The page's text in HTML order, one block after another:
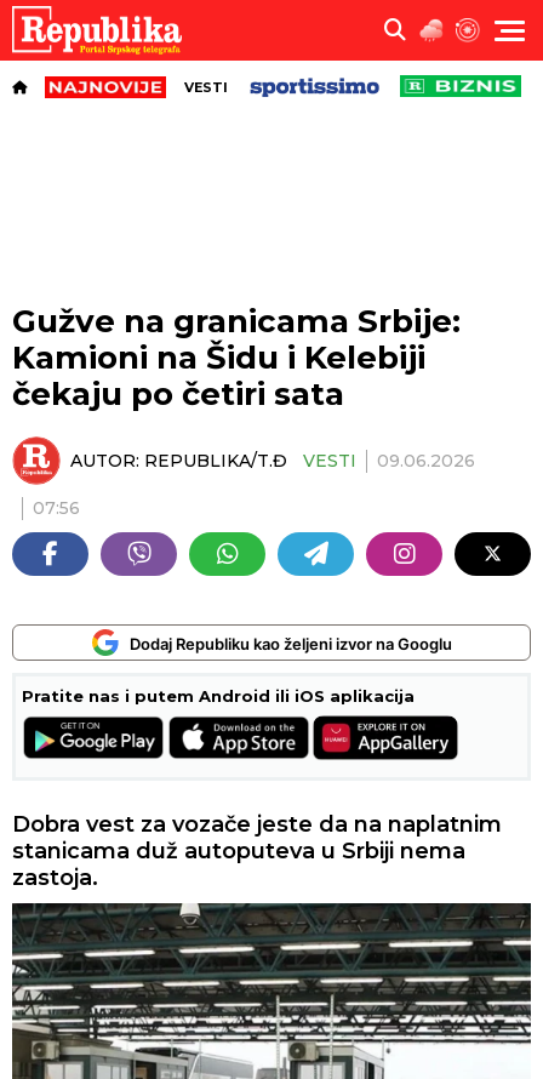
VESTI
Gužve na granicama Srbije:
Kamioni na Šidu i Kelebiji
čekaju po četiri sata
AUTOR: REPUBLIKA/T.Đ VESTI 09.06.2026
07:56
Dodaj Republiku kao željeni izvor na Googlu
Pratite nas i putem Android ili iOS aplikacija
Dobra vest za vozače jeste da na naplatnim
stanicama duž autoputeva u Srbiji nema
zastoja.